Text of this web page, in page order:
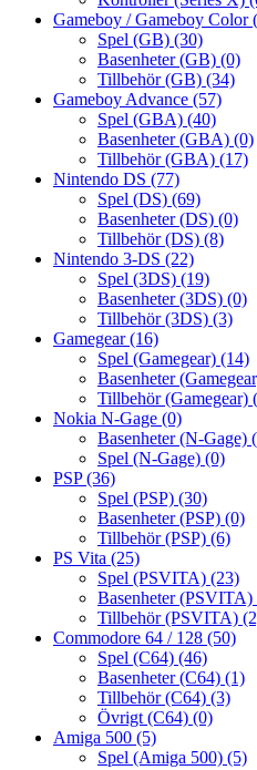
Gameboy / Gameboy Color
Spel (GB) (30)
Basenheter (GB) (0)
Tillbehör (GB) (34)
Gameboy Advance (57)
Spel (GBA) (40)
Basenheter (GBA) (0)
Tillbehör (GBA) (17)
Nintendo DS (77)
Spel (DS) (69)
Basenheter (DS) (0)
Tillbehör (DS) (8)
Nintendo 3-DS (22)
Spel (3DS) (19)
Basenheter (3DS) (0)
Tillbehör (3DS) (3)
Gamegear(16)
Spel (Gamegear) (14)
Basenheter
Tillbehör (Gamegear)
Nokia N-Gage (0)
Basenheter (N-Gage)
Spel (N-Gage) (0)
PSP(36)
Spel (PSP) (30)
Basenheter (PSP) (0)
Tillbehör (PSP) (6)
PS Vita (25)
Spel (PSVITA) (23)
Basenheter (PSVITA)
Tillbehör (PSVITA)
Commodore 64 / 128 (50)
Spel (C64) (46)
Basenheter (C64) (1)
Tillbehör (C64) (3)
Övrigt (C64) (0)
Amiga 500 (5)
Spel (Amiga 500) (5)